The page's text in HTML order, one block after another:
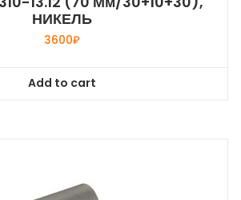
НИКЕЛЬ
3600₽
Add to cart